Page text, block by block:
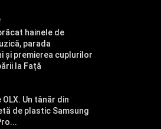
hainele de
parada
și premierea cuplurilor
la Față
Un tânăr din
de plastic Samsung